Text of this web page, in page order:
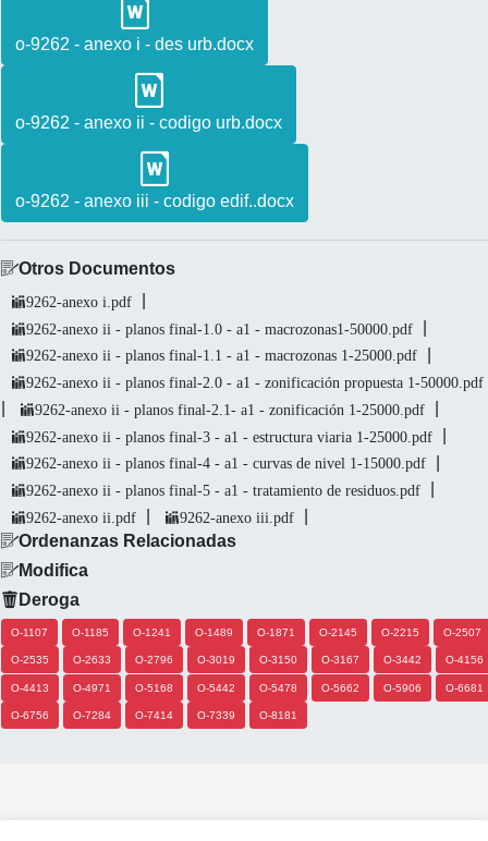
o-9262 - anexo i - des urb.docx
o-9262 - anexo ii - codigo urb.docx
o-9262 - anexo iii - codigo edif..docx
Otros Documentos
9262-anexo i.pdf
9262-anexo ii - planos final-1.0 - a1 - macrozonas1-50000.pdf
9262-anexo ii - planos final-1.1 - a1 - macrozonas 1-25000.pdf
9262-anexo ii - planos final-2.0 - a1 - zonificación propuesta 1-50000.pdf
9262-anexo ii - planos final-2.1- a1 - zonificación 1-25000.pdf
9262-anexo ii - planos final-3 - a1 - estructura viaria 1-25000.pdf
9262-anexo ii - planos final-4 - a1 - curvas de nivel 1-15000.pdf
9262-anexo ii - planos final-5 - a1 - tratamiento de residuos.pdf
9262-anexo ii.pdf 9262-anexo iii.pdf
Ordenanzas Relacionadas
Modifica
Deroga
O-1107 O-1185 O-1241 O-1489 O-1871 O-2145 O-2215 O-2507
O-2535 O-2633 O-2796 O-3019 O-3150 O-3167 O-3442 O-4156
O-4413 O-4971 O-5168 O-5442 O-5478 O-5662 O-5906 O-6681
O-6756 O-7284 O-7414 O-7339 O-8181